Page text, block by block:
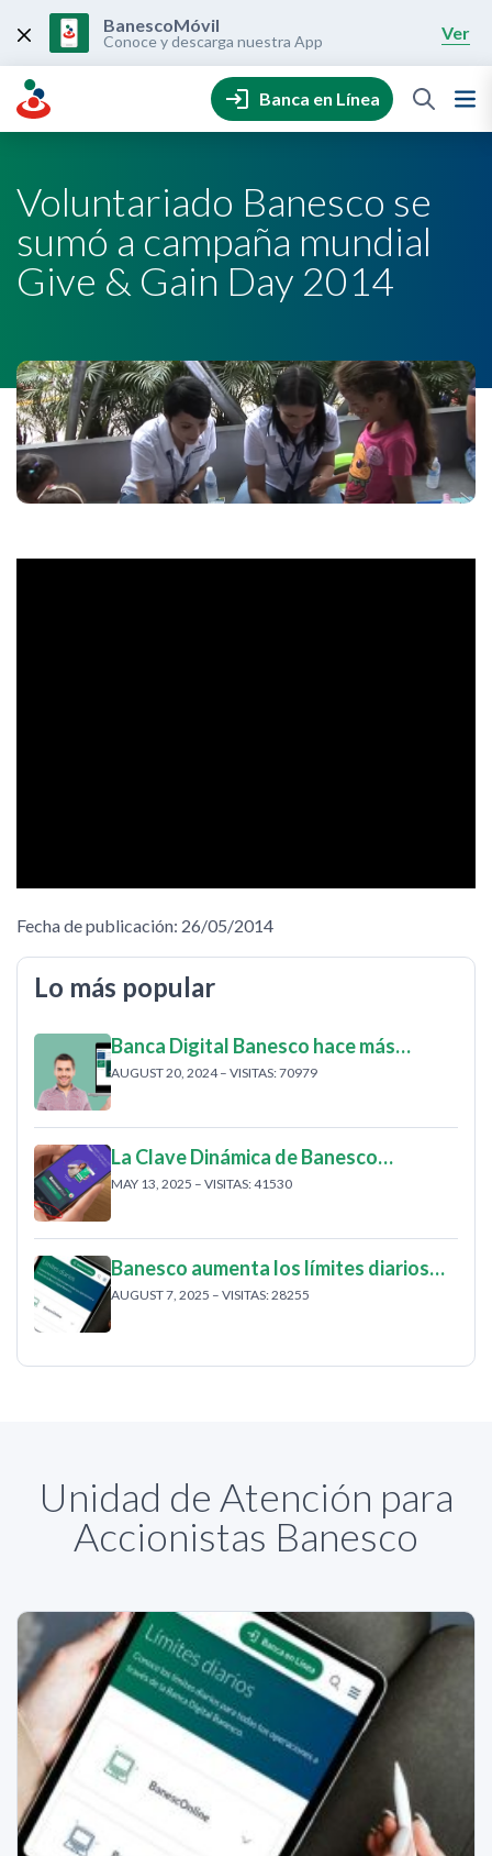
content
BanescoMóvil
Conoce y descarga nuestra App Ver
Banca en Línea
Voluntariado Banesco se
sumó a campaña mundial
Give & Gain Day 2014
Fecha de publicación: 26/05/2014
Lo más popular
Banca Digital Banesco hace más…
AUGUST 20, 2024 – VISITAS: 70979
La Clave Dinámica de Banesco…
MAY 13, 2025 – VISITAS: 41530
Banesco aumenta los límites diarios…
AUGUST 7, 2025 – VISITAS: 28255
Unidad de Atención para
Accionistas Banesco